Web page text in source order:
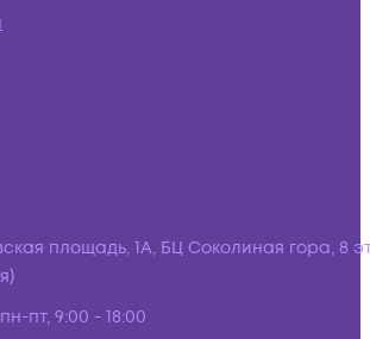
площадь, 1А, БЦ Соколиная гора, 8
пн-пт, 9:00 - 18:00